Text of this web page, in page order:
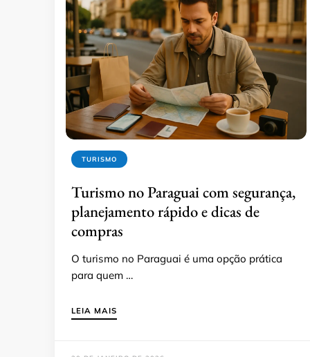
TURISMO
Turismo no Paraguai com segurança,
planejamento rápido e dicas de
compras
O turismo no Paraguai é uma opção prática
para quem …
LEIA MAIS